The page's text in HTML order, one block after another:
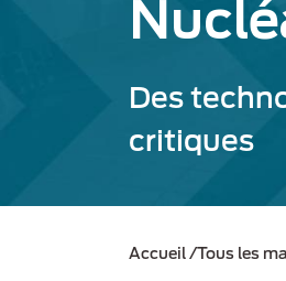
Des
critiques
Accueil Tous les